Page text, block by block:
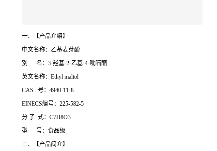
一、【产品介绍】
中文名称：乙基麦芽酚
别 名：3-羟基-2-乙基-4-吡喃酮
英文名称：Ethyl maltol
CAS 号：4940-11-8
EINECS编号：225-582-5
分 子 式：C7H8O3
型 号：食品级
二、【产品简介】